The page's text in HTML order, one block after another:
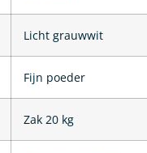
Licht grauwwit
Fijn poeder
Zak 20 kg